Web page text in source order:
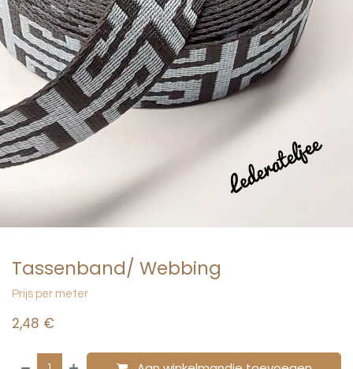
Tassenband/ Webbing
Prijs per meter
2,48 €